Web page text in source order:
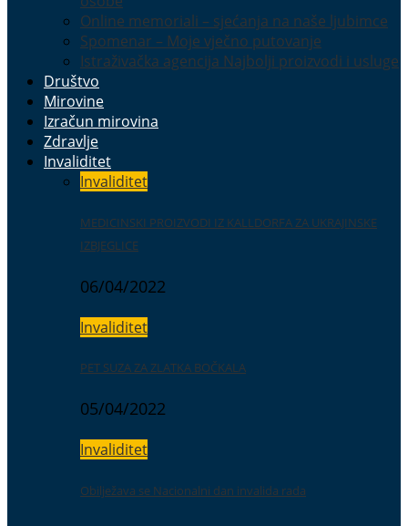
Online memoriali – sjećanja na naše ljubimce
Spomenar – Moje vječno putovanje
Istraživačka agencija Najbolji proizvodi i usluge
Društvo
Mirovine
Izračun mirovina
Zdravlje
Invaliditet
Invaliditet
MEDICINSKI PROIZVODI IZ KALLDORFA ZA UKRAJINSKE
IZBJEGLICE
06/04/2022
Invaliditet
PET SUZA ZA ZLATKA BOČKALA
05/04/2022
Invaliditet
Obilježava se Nacionalni dan invalida rada